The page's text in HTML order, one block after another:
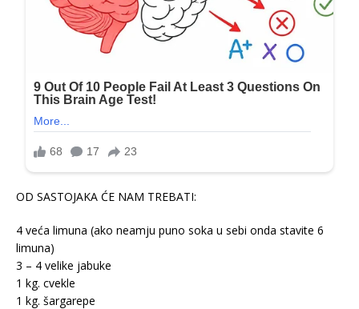
OD SASTOJAKA ĆE NAM TREBATI:
4 veća limuna (ako neamju puno soka u sebi onda stavite 6
limuna)
3 – 4 velike jabuke
1 kg. cvekle
1 kg. šargarepe